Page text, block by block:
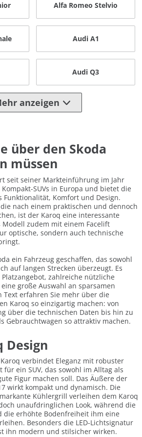
Alfa Romeo Stelvio
Audi A1
Audi Q3
anzeigen
über den Skoda
müssen
seit seiner Markteinführung im Jahr
SUVs in Europa und bietet die
Funktionalität, Komfort und Design.
nach einem praktischen und dennoch
ist der Karoq eine interessante
Modell zudem mit einem Facelift
optische, sondern auch technische
ein Fahrzeug geschaffen, das sowohl
auf langen Strecken überzeugt. Es
zahlreiche nützliche
große Auswahl an sparsamen
Text erfahren Sie mehr über die
Karoq so einzigartig machen: von
über die technischen Daten bis hin zu
Gebrauchtwagen so attraktiv machen.
Design
Karoq verbindet Eleganz mit robuster
für ein SUV, das sowohl im Alltag als
Figur machen soll. Das Äußere der
wirkt kompakt und dynamisch. Die
Kühlergrill verleihen dem Karoq
unaufdringlichen Look, während die
die erhöhte Bodenfreiheit ihm eine
Besonders die LED-Lichtsignatur
ihn modern und stilsicher wirken.